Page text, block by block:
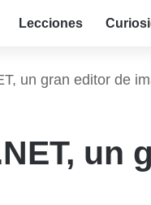
Lecciones
un gran editor de
un